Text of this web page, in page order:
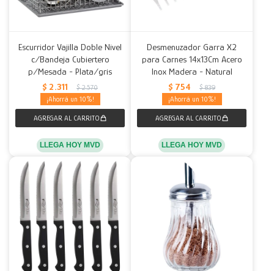
Escurridor Vajilla Doble Nivel
c/Bandeja Cubiertero
p/Mesada - Plata/gris
$ 2.311 $ 2.570
10
LLEGA HOY MVD
Desmenuzador Garra X2
para Carnes 14x13Cm Acero
Inox Madera - Natural
$ 754 $ 839
10
LLEGA HOY MVD